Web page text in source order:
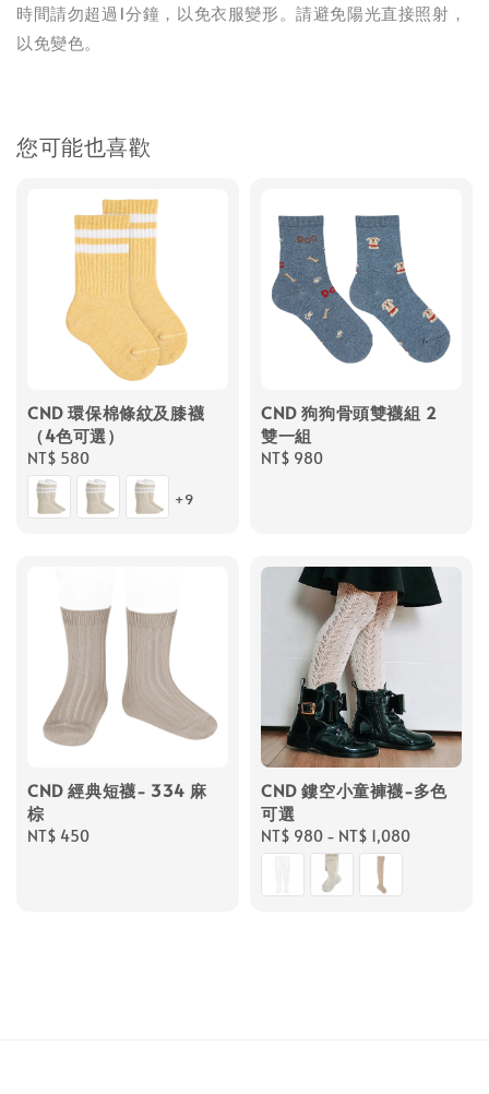
時間請勿超過1分鐘，以免衣服變形。請避免陽光直接照射，
以免變色。
您可能也喜歡
CND 環保棉條紋及膝襪
（4色可選）
Regular
price
NT$ 580
+9
CND 狗狗骨頭雙襪組 2
雙一組
Regular
NT$ 980
CND 經典短襪- 334 麻
棕
Regular
NT$ 450
CND 鏤空小童褲襪-多色
可選
Regular
price
NT$ 980 - NT$ 1,080